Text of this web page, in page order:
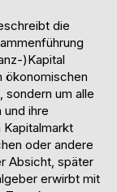
die
)Kapital
ökonomischen
sondern um alle
ihre
Kapitalmarkt
oder andere
Absicht, später
erwirbt mit